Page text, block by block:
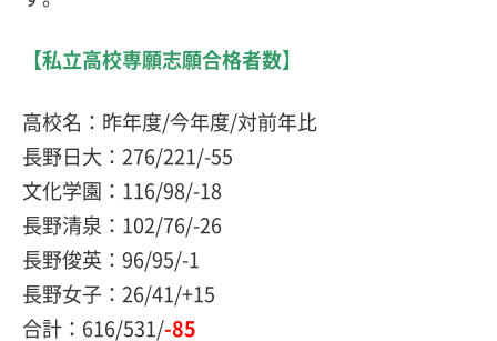
【私立高校専願志願合格者数】
高校名：昨年度/今年度/対前年比
長野日大：276/221/-55
文化学園：116/98/-18
長野清泉：102/76/-26
長野俊英：96/95/-1
長野女子：26/41/+15
合計：616/531/-85